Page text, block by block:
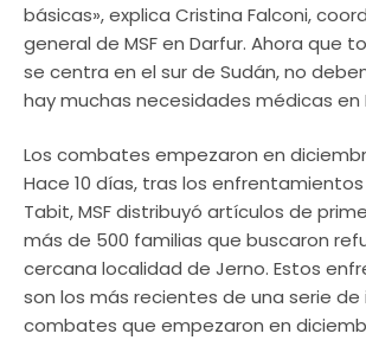
básicas», explica Cristina Falconi,
general de MSF en Darfur. Ahora que
se centra en el sur de Sudán, no
hay muchas necesidades médicas en
Los combates empezaron en
Hace 10 días, tras los
Tabit, MSF distribuyó artículos de
más de 500 familias que buscaron
cercana localidad de Jerno. Estos
son los más recientes de una serie de
combates que empezaron en